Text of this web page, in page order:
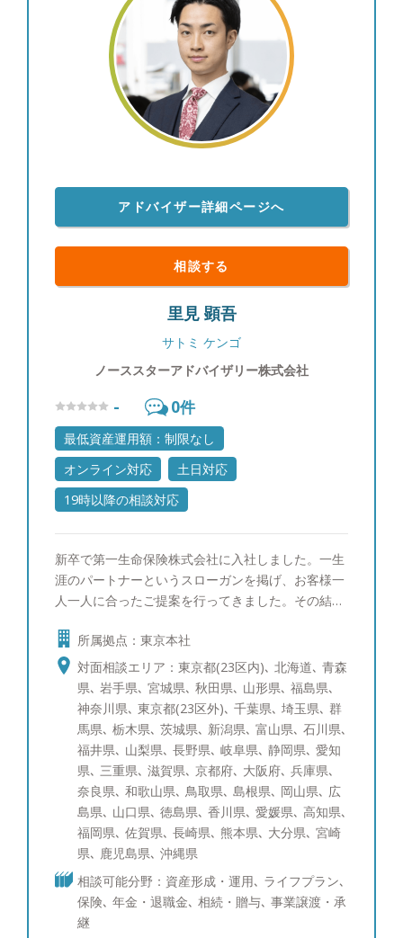
アドバイザー詳細ページへ
相談する
里見 顕吾
サトミ ケンゴ
ノーススターアドバイザリー株式会社
- 0件
最低資産運用額：制限なし
オンライン対応
土日対応
19時以降の相談対応
新卒で第一生命保険株式会社に入社しました。一生
涯のパートナーというスローガンを掲げ、お客様一
人一人に合ったご提案を行ってきました。その結
の看板としてホームページにも掲載されておりまし
た。 その後総合金融代理店を創業し、ファイナン
シャルプランナーとして幅広いお客様の経済的課題
に向き合って参りました。 このような経験から資
産運用のご相談はもちろんのこと、将来の相続対策
や節税対策など幅広い解決策をご提案できます。
お客様に寄り添い、中立的立場からフラットな目線
でお話させていただきます。セカンドオピニオンと
してでも構いませんので、まずはお気軽にご相談く
ださい。 ●得意な商品・サービス 日本株式（中小
型株）、日本株式（大型株）、米国株式、先進国債
券、社債、仕組債、投資信託、ポートフォリオコン
サルティング、生命保険 ●趣味 車、教育について
の勉強、グルメ、ゴルフ、ワインを飲むこと、時
計・装飾品 ※ゴルフのスコア：100
所属拠点：東京本社
対面相談エリア：東京都(23区内)､ 北海道､ 青森
県､ 岩手県､ 宮城県､ 秋田県､ 山形県､ 福島県､
神奈川県､ 東京都(23区外)､ 千葉県､ 埼玉県､ 群
馬県､ 栃木県､ 茨城県､ 新潟県､ 富山県､ 石川県､
福井県､ 山梨県､ 長野県､ 岐阜県､ 静岡県､ 愛知
県､ 三重県､ 滋賀県､ 京都府､ 大阪府､ 兵庫県､
奈良県､ 和歌山県､ 鳥取県､ 島根県､ 岡山県､ 広
島県､ 山口県､ 徳島県､ 香川県､ 愛媛県､ 高知県､
福岡県､ 佐賀県､ 長崎県､ 熊本県､ 大分県､ 宮崎
県､ 鹿児島県､ 沖縄県
相談可能分野：資産形成・運用､ ライフプラン､
保険､ 年金・退職金､ 相続・贈与､ 事業譲渡・承
継